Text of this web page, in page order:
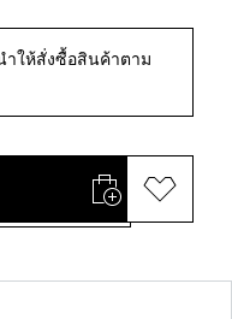
ำให้สั่งซื้อสินค้าตาม